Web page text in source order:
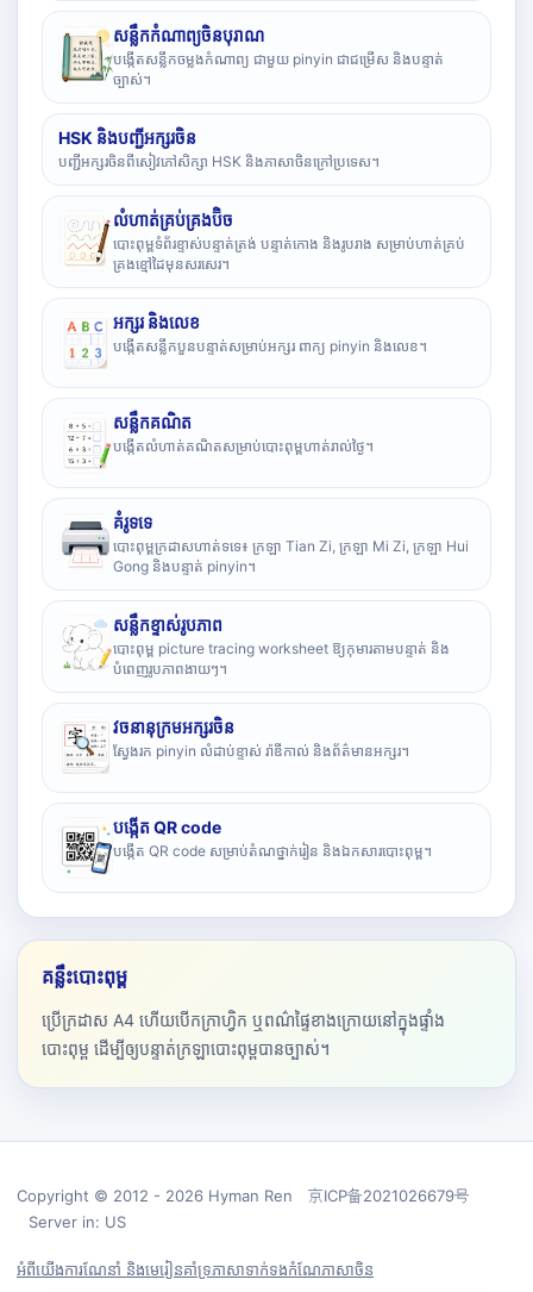
សន្លឹកកំណាព្យចិនបុរាណ
បង្កើតសន្លឹកចម្លងកំណាព្យ ជាមួយ pinyin ជាជម្រើស និងបន្ទាត់
ច្បាស់។
HSK និងបញ្ជីអក្សរចិន
បញ្ជីអក្សរចិនពីសៀវភៅសិក្សា HSK និងភាសាចិនក្រៅប្រទេស។
លំហាត់គ្រប់គ្រងប៊ិច
បោះពុម្ពទំព័រខ្ទាស់បន្ទាត់ត្រង់ បន្ទាត់កោង និងរូបរាង សម្រាប់ហាត់គ្រប់
គ្រងខ្មៅដៃមុនសរសេរ។
អក្សរ និងលេខ
បង្កើតសន្លឹកបួនបន្ទាត់សម្រាប់អក្សរ ពាក្យ pinyin និងលេខ។
សន្លឹកគណិត
បង្កើតលំហាត់គណិតសម្រាប់បោះពុម្ពហាត់រាល់ថ្ងៃ។
គំរូទទេ
បោះពុម្ពក្រដាសហាត់ទទេ៖ ក្រឡា Tian Zi, ក្រឡា Mi Zi, ក្រឡា Hui
Gong និងបន្ទាត់ pinyin។
សន្លឹកខ្ទាស់រូបភាព
បោះពុម្ព picture tracing worksheet ឱ្យកុមារតាមបន្ទាត់ និង
បំពេញរូបភាពងាយៗ។
វចនានុក្រមអក្សរចិន
ស្វែងរក pinyin លំដាប់ខ្ទាស់ រ៉ាឌីកាល់ និងព័ត៌មានអក្សរ។
បង្កើត QR code
បង្កើត QR code សម្រាប់តំណថ្នាក់រៀន និងឯកសារបោះពុម្ព។
គន្លឹះបោះពុម្ព
ប្រើក្រដាស A4 ហើយបើកក្រាហ្វិក ឬពណ៌ផ្ទៃខាងក្រោយនៅក្នុងផ្ទាំង
បោះពុម្ព ដើម្បីឲ្យបន្ទាត់ក្រឡាបោះពុម្ពបានច្បាស់។
Copyright © 2012 - 2026 Hyman Ren 京ICP备2021026679号
Server in: US
អំពីយើងការណែនាំ និងមេរៀនគាំទ្រភាសាទាក់ទងកំណែភាសាចិន